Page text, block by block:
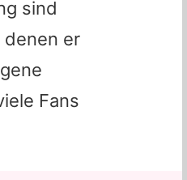
sind
denen er
Fans